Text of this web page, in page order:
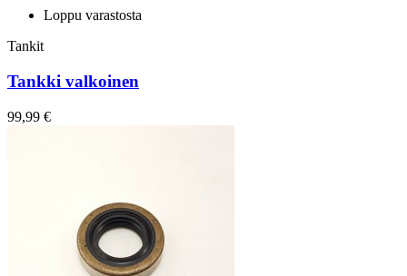
Loppu varastosta
Tankit
Tankki valkoinen
99,99 €